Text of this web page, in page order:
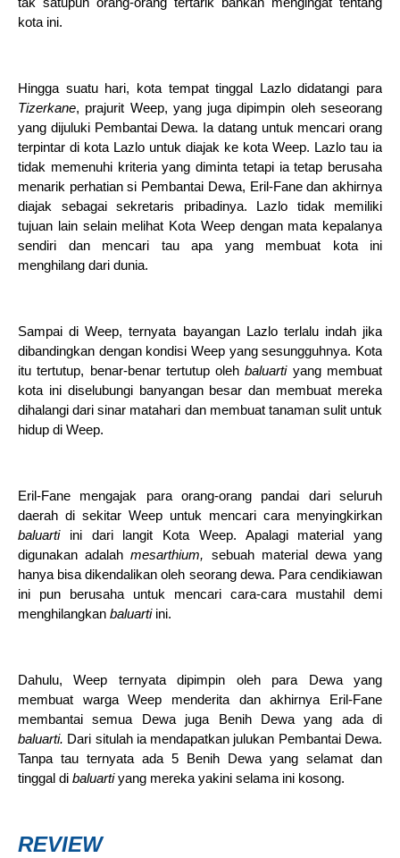
kota ini.
Hingga suatu hari, kota tempat tinggal Lazlo didatangi para
Tizerkane, prajurit Weep, yang juga dipimpin oleh seseorang
yang dijuluki Pembantai Dewa. Ia datang untuk mencari orang
terpintar di kota Lazlo untuk diajak ke kota Weep. Lazlo tau ia
tidak memenuhi kriteria yang diminta tetapi ia tetap berusaha
menarik perhatian si Pembantai Dewa, Eril-Fane dan akhirnya
diajak sebagai sekretaris pribadinya. Lazlo tidak memiliki
tujuan lain selain melihat Kota Weep dengan mata kepalanya
sendiri dan mencari tau apa yang membuat kota ini
menghilang dari dunia.
Sampai di Weep, ternyata bayangan Lazlo terlalu indah jika
dibandingkan dengan kondisi Weep yang sesungguhnya. Kota
itu tertutup, benar-benar tertutup olehbaluarti yang membuat
kota ini diselubungi banyangan besar dan membuat mereka
dihalangi dari sinar matahari dan membuat tanaman sulit untuk
hidup di Weep.
Eril-Fane mengajak para orang-orang pandai dari seluruh
daerah di sekitar Weep untuk mencari cara menyingkirkan
baluarti ini dari langit Kota Weep. Apalagi material yang
digunakan adalahmesarthium, sebuah material dewa yang
hanya bisa dikendalikan oleh seorang dewa. Para cendikiawan
ini pun berusaha untuk mencari cara-cara mustahil demi
menghilangkan baluarti ini.
Dahulu, Weep ternyata dipimpin oleh para Dewa yang
membuat warga Weep menderita dan akhirnya Eril-Fane
membantai semua Dewa juga Benih Dewa yang ada di
baluarti. Dari situlah ia mendapatkan julukan Pembantai Dewa.
Tanpa tau ternyata ada 5 Benih Dewa yang selamat dan
tinggal di baluartiyang mereka yakini selama ini kosong.
REVIEW